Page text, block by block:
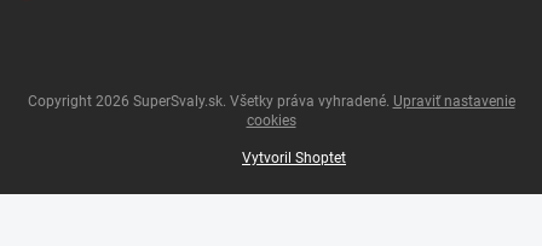
Vytvoril Shoptet
Copyright 2026 SuperSvaly.sk. Všetky práva vyhradené. Upraviť nastavenie
cookies